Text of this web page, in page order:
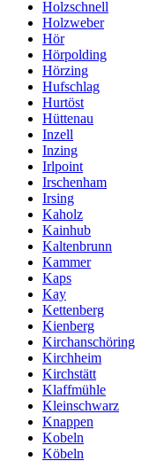
Holzschnell
Holzweber
Hör
Hörpolding
Hörzing
Hufschlag
Hurtöst
Hüttenau
Inzell
Inzing
Irlpoint
Irschenham
Irsing
Kaholz
Kainhub
Kaltenbrunn
Kammer
Kaps
Kay
Kettenberg
Kienberg
Kirchanschöring
Kirchheim
Kirchstätt
Klaffmühle
Kleinschwarz
Knappen
Kobeln
Köbeln